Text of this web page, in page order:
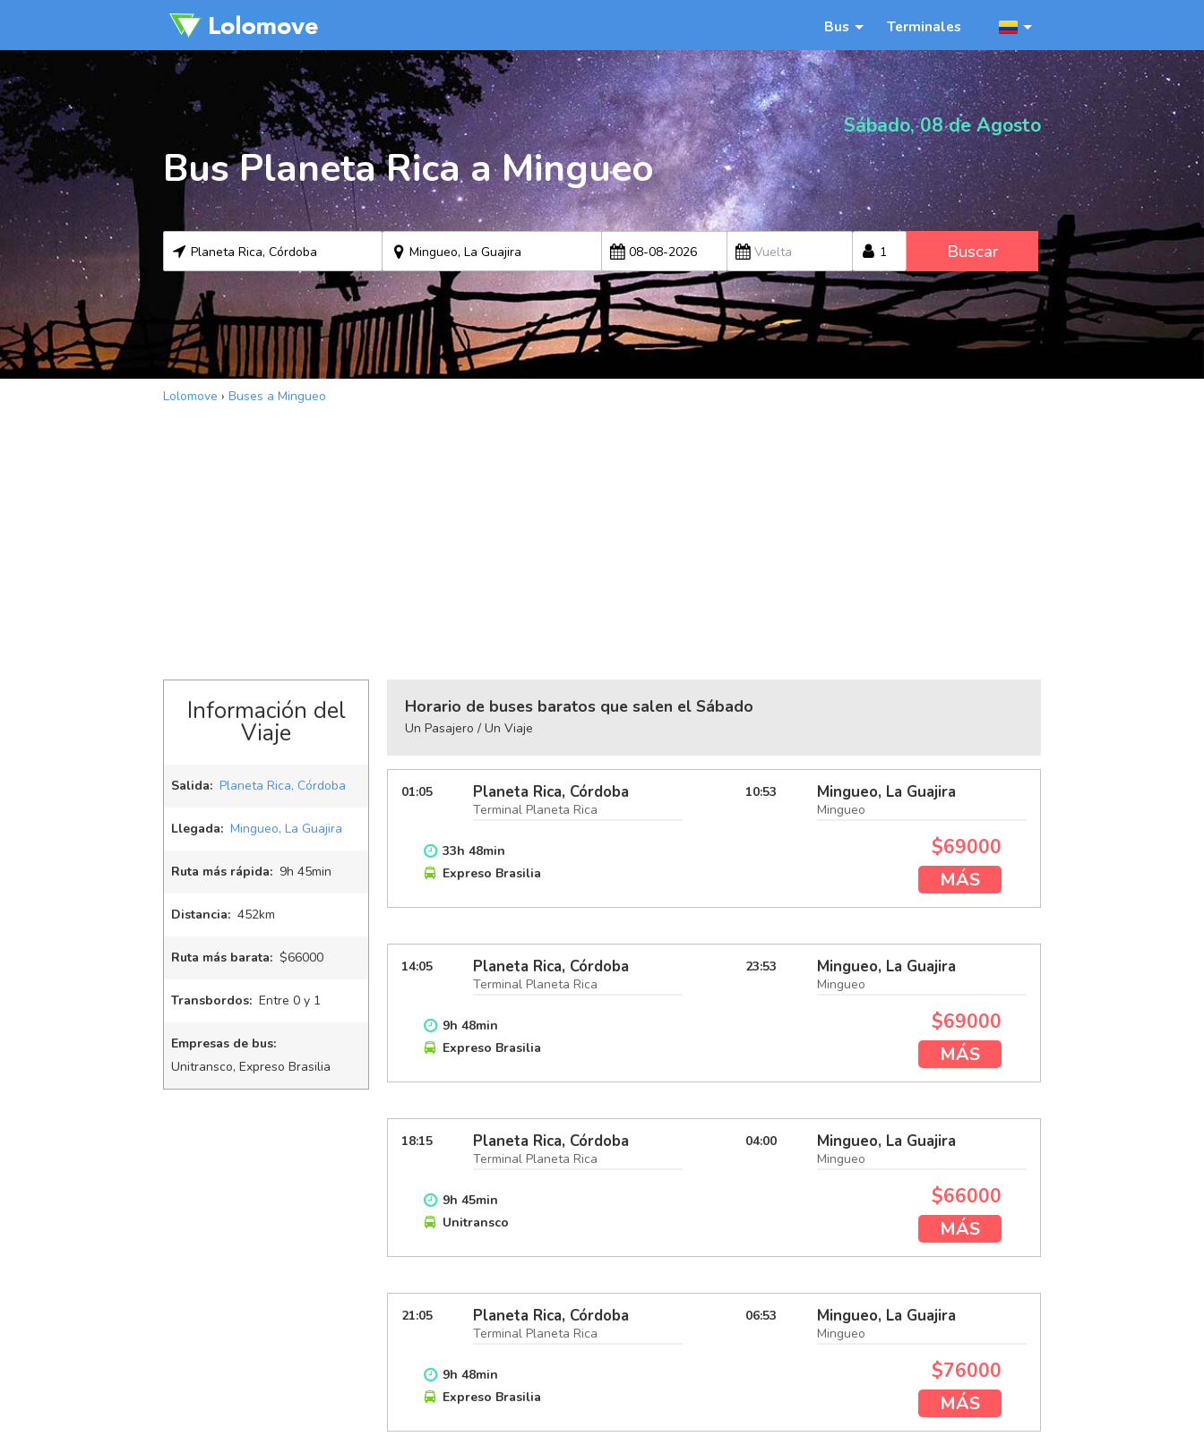
Bus Terminales
Sábado, 08 de Agosto
Bus Planeta Rica a Mingueo
Buscar
Lolomove › Buses a Mingueo
Información del
Viaje
Salida: Planeta Rica, Córdoba
Llegada: Mingueo, La Guajira
Ruta más rápida: 9h 45min
Distancia: 452km
Ruta más barata: $66000
Transbordos: Entre 0 y 1
Empresas de bus:
Unitransco, Expreso Brasilia
Horario de buses baratos que salen el Sábado
Un Pasajero / Un Viaje
01:05 Planeta Rica, Córdoba
Terminal Planeta Rica
10:53 Mingueo, La Guajira
Mingueo
33h 48min
Expreso Brasilia
$69000
MÁS
14:05 Planeta Rica, Córdoba
Terminal Planeta Rica
23:53 Mingueo, La Guajira
Mingueo
9h 48min
Expreso Brasilia
$69000
MÁS
18:15 Planeta Rica, Córdoba
Terminal Planeta Rica
04:00 Mingueo, La Guajira
Mingueo
9h 45min
Unitransco
$66000
MÁS
21:05 Planeta Rica, Córdoba
Terminal Planeta Rica
06:53 Mingueo, La Guajira
Mingueo
9h 48min
Expreso Brasilia
$76000
MÁS